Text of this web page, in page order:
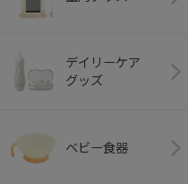
デイリーケア
グッズ
ベビー食器